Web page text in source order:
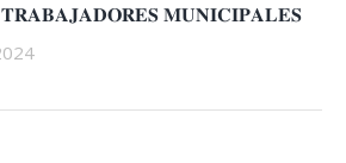
𝐌𝐔𝐍𝐈𝐂𝐈𝐏𝐀𝐋𝐄𝐒